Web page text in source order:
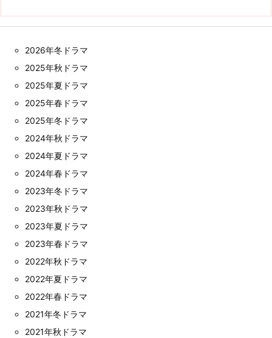
2026年冬ドラマ
2025年秋ドラマ
2025年夏ドラマ
2025年春ドラマ
2025年冬ドラマ
2024年秋ドラマ
2024年夏ドラマ
2024年春ドラマ
2023年冬ドラマ
2023年秋ドラマ
2023年夏ドラマ
2023年春ドラマ
2022年秋ドラマ
2022年夏ドラマ
2022年春ドラマ
2021年冬ドラマ
2021年秋ドラマ